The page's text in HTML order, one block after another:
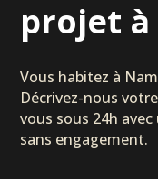
projet
Vous habitez à
Décrivez-nous
vous sous 24h
sans engagement.